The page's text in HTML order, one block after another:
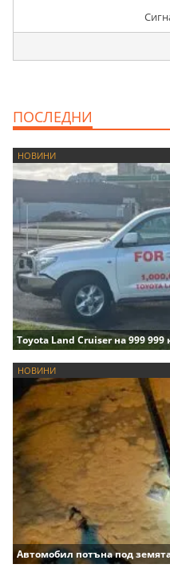
ПОСЛЕДНИ
НОВИНИ
Toyota Land Cruiser на 999
НОВИНИ
Автомобил потъна под